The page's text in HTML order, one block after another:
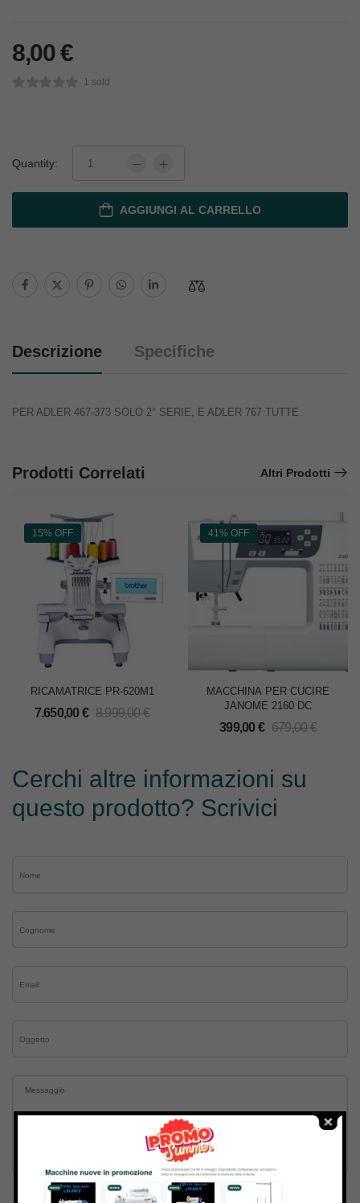
8,00€
1 sold
Quantity:
AGGIUNGI AL CARRELLO
Descrizione Specifiche
PER ADLER 467-373 SOLO 2° SERIE, E ADLER 767 TUTTE
Prodotti Correlati Altri Prodotti
15% OFF
RICAMATRICE PR-620M1
7.650,00 € 8.999,00€
41% OFF
MACCHINA PER CUCIRE
JANOME 2160 DC
399,00 € 679,00€
Cerchi altre informazioni su
questo prodotto? Scrivici
Inviando il messaggio confermo di aver letto e accettato